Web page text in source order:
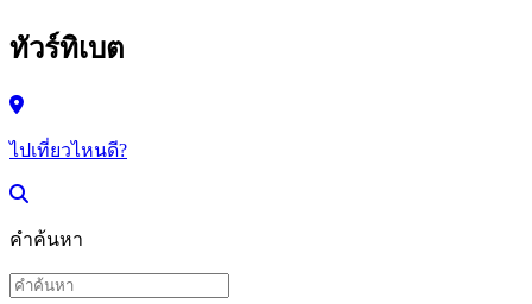
ทัวร์ทิเบต
ไปเที่ยวไหนดี?
คำค้นหา